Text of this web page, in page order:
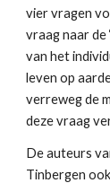
vier vragen
vraag naar de
van het
leven op
verreweg de
deze vraag
De auteurs
Tinbergen